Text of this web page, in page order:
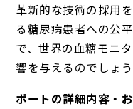
革新的な技術の採用
る糖尿病患者への公
で、世界の血糖モニ
響を与えるのでしょ
ポートの詳細内容・